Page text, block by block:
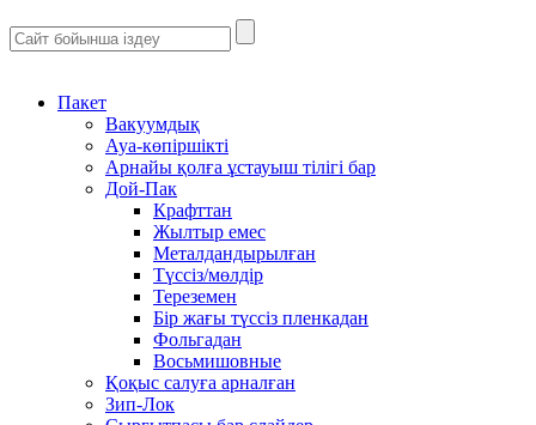
Пакет
Вакуумдық
Ауа-көпіршікті
Арнайы қолға ұстауыш тілігі бар
Дой-Пак
Крафттан
Жылтыр емес
Металдандырылған
Түссіз/мөлдір
Тереземен
Бір жағы түссіз пленкадан
Фольгадан
Восьмишовные
Қоқыс салуға арналған
Зип-Лок